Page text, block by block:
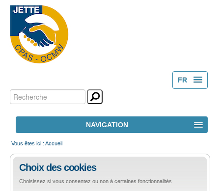
FR
Outils
personnels
Chercher par
Recherche
NAVIGATION
ACCUEIL
LE CPAS
Vous êtes ici : Accueil
Choix des cookies
Choisissez si vous consentez ou non à certaines fonctionnalités